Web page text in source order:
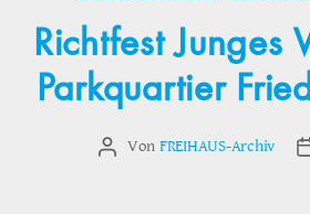
Richtfest Junges
Parkquartier
Beitragsautor
Von FREIHAUS-Archiv